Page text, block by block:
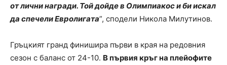
от лични награди. Той дойде в Олимпиакос и би искал
да спечели Евролигата”, сподели Никола Милутинов.
Гръцкият гранд финишира първи в края на редовния
сезон с баланс от 24-10. В първия кръг на плейофите